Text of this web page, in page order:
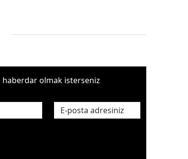
olmak isterseniz